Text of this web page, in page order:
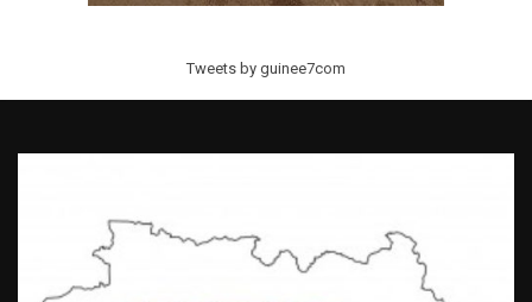
Tweets by guinee7com